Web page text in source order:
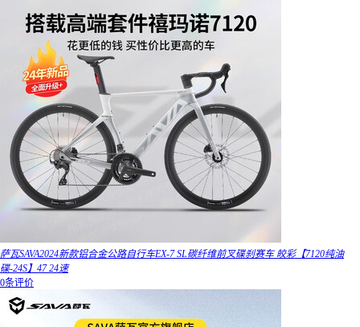
萨瓦SAVA2024新款铝合金公路自行车EX-7 SL碳纤维前叉碟刹赛车 皎彩【7120纯油
碟-24S】47 24速
0条评价